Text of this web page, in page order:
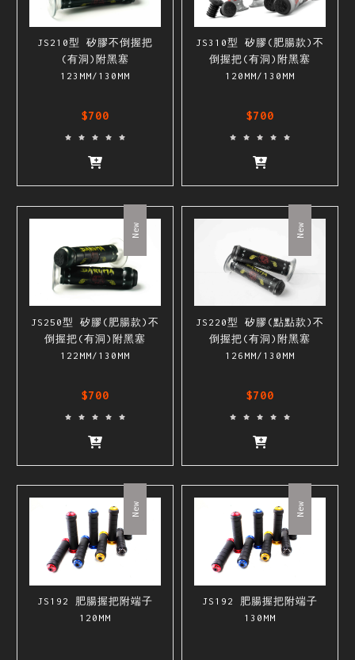
JS210型 矽膠不倒握把
(有洞)附黑塞
123MM/130MM
$700
JS310型 矽膠(肥腸款)不
倒握把(有洞)附黑塞
120MM/130MM
$700
New
JS250型 矽膠(肥腸款)不
倒握把(有洞)附黑塞
122MM/130MM
$700
New
JS220型 矽膠(點點款)不
倒握把(有洞)附黑塞
126MM/130MM
$700
New
JS192 肥腸握把附端子
120MM
New
JS192 肥腸握把附端子
130MM